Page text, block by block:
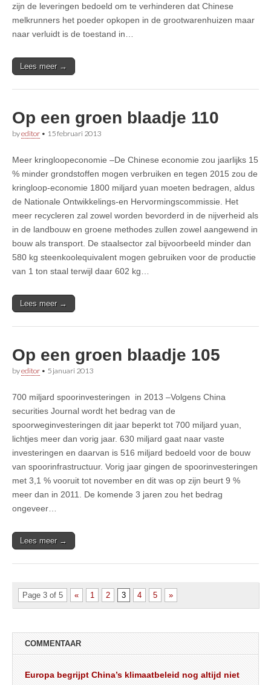
zijn de leveringen bedoeld om te verhinderen dat Chinese
melkrunners het poeder opkopen in de grootwarenhuizen maar
naar verluidt is de toestand in…
Lees meer →
Op een groen blaadje 110
byeditor • 15 februari 2013
Meer kringloopeconomie –De Chinese economie zou jaarlijks 15
% minder grondstoffen mogen verbruiken en tegen 2015 zou de
kringloop-economie 1800 miljard yuan moeten bedragen, aldus
de Nationale Ontwikkelings-en Hervormingscommissie. Het
meer recycleren zal zowel worden bevorderd in de nijverheid als
in de landbouw en groene methodes zullen zowel aangewend in
bouw als transport. De staalsector zal bijvoorbeeld minder dan
580 kg steenkoolequivalent mogen gebruiken voor de productie
van 1 ton staal terwijl daar 602 kg…
Lees meer →
Op een groen blaadje 105
byeditor • 5 januari 2013
700 miljard spoorinvesteringen in 2013 –Volgens China
securities Journal wordt het bedrag van de
spoorweginvesteringen dit jaar beperkt tot 700 miljard yuan,
lichtjes meer dan vorig jaar. 630 miljard gaat naar vaste
investeringen en daarvan is 516 miljard bedoeld voor de bouw
van spoorinfrastructuur. Vorig jaar gingen de spoorinvesteringen
met 3,1 % vooruit tot november en dit was op zijn beurt 9 %
meer dan in 2011. De komende 3 jaren zou het bedrag
ongeveer…
Lees meer →
Page 3 of 5 « 1 2 3 4 5 »
COMMENTAAR
Europa begrijpt China’s klimaatbeleid nog altijd niet